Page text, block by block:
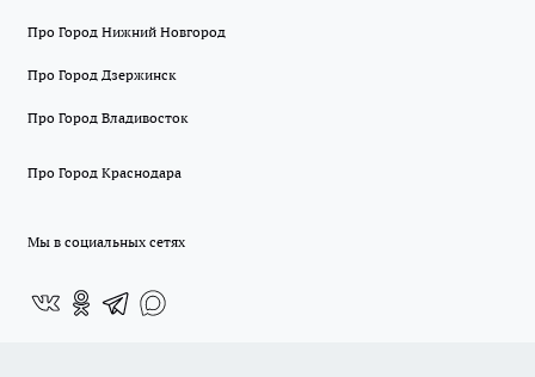
Про Город Нижний Новгород
Про Город Дзержинск
Про Город Владивосток
Про Город Краснодара
Мы в социальных сетях